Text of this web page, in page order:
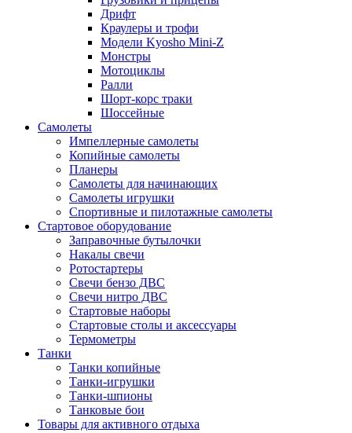
Дрифт
Краулеры и трофи
Модели Kyosho Mini-Z
Монстры
Мотоциклы
Ралли
Шорт-корс траки
Шоссейные
Самолеты
Импеллерные самолеты
Копийные самолеты
Планеры
Самолеты для начинающих
Самолеты игрушки
Спортивные и пилотажные самолеты
Стартовое оборудование
Заправочные бутылочки
Накалы свечи
Ротостартеры
Свечи бензо ДВС
Свечи нитро ДВС
Стартовые наборы
Стартовые столы и аксессуары
Термометры
Танки
Танки копийные
Танки-игрушки
Танки-шпионы
Танковые бои
Товары для активного отдыха